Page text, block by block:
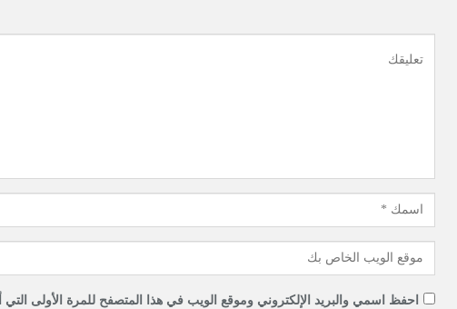
احفظ اسمي والبريد الإلكتروني وموقع الويب في هذا المتصفح للمرة الأولى التي